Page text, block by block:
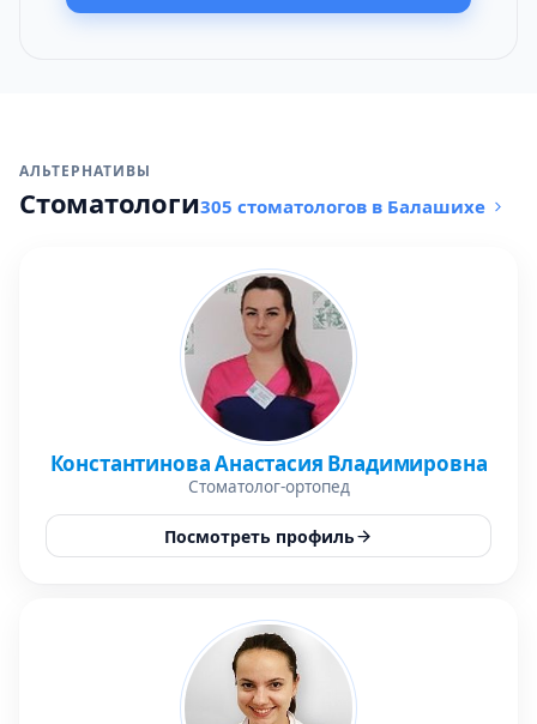
АЛЬТЕРНАТИВЫ
Стоматологи305 стоматологов в Балашихе
Константинова Анастасия Владимировна
Стоматолог-ортопед
Посмотреть профиль